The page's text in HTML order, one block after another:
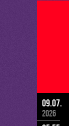
09.07.
2026